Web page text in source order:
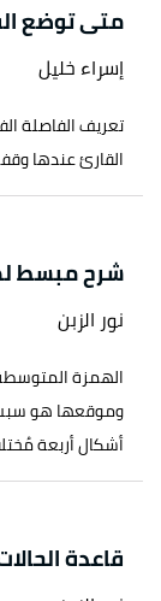
متى توضع
إسراء خليل
تعريف الفاصلة
القارئ عندها وقفة خفيفة.[١] متى توضع
شرح مبسط
نور الزبن
الهمزة
وموقعها هو
أشكال أربعة
قاعدة